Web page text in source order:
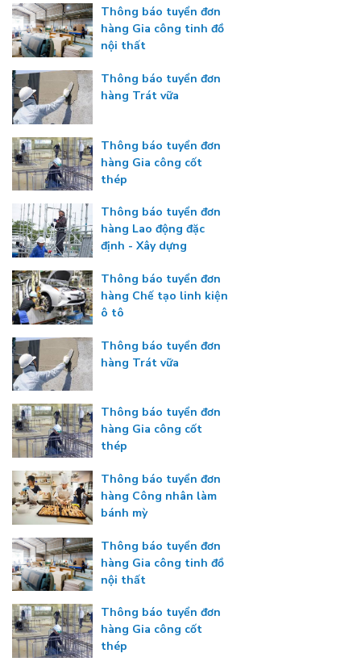
Thông báo tuyển đơn
hàng Gia công tinh đồ
nội thất
Thông báo tuyển đơn
hàng Trát vữa
Thông báo tuyển đơn
hàng Gia công cốt
thép
Thông báo tuyển đơn
hàng Lao động đặc
định - Xây dựng
Thông báo tuyển đơn
hàng Chế tạo linh kiện
ô tô
Thông báo tuyển đơn
hàng Trát vữa
Thông báo tuyển đơn
hàng Gia công cốt
thép
Thông báo tuyển đơn
hàng Công nhân làm
bánh mỳ
Thông báo tuyển đơn
hàng Gia công tinh đồ
nội thất
Thông báo tuyển đơn
hàng Gia công cốt
thép